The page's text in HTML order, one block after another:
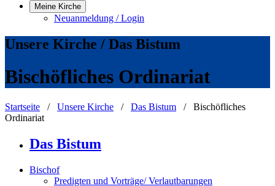
Meine Kirche
Neuanmeldung / Login
Unsere Kirche / Das Bistum
Bischöfliches Ordinariat
Startseite / Unsere Kirche / Das Bistum / Bischöfliches
Ordinariat
Das Bistum
Bischof
Predigten und Vorträge/ Verlautbarungen